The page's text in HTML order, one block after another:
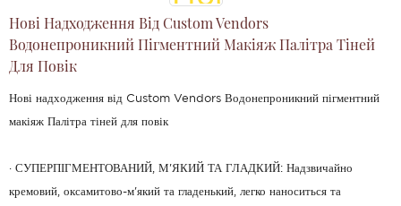
Нові Надходження Від Custom Vendors
Водонепроникний Пігментний Макіяж Палітра Тіней
Для Повік
Нові надходження від Custom Vendors Водонепроникний пігментний
макіяж Палітра тіней для повік
· СУПЕРПІГМЕНТОВАНИЙ, М'ЯКИЙ ТА ГЛАДКИЙ: Надзвичайно
кремовий, оксамитово-м'який та гладенький, легко наноситься та